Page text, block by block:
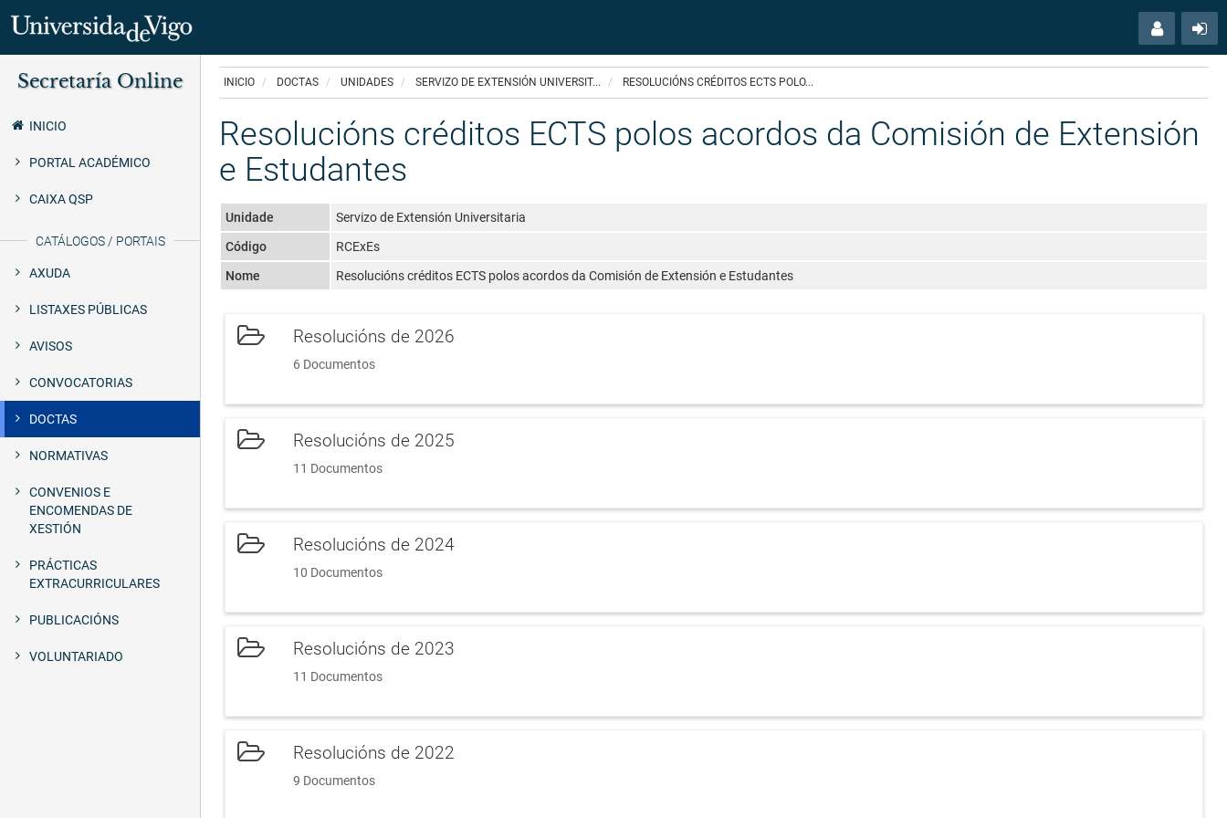
principal
Menú
usuario
Secretaría Online
INICIO
PORTAL ACADÉMICO
CAIXA QSP
CATÁLOGOS / PORTAIS
AXUDA
LISTAXES PÚBLICAS
AVISOS
CONVOCATORIAS
DOCTAS
NORMATIVAS
CONVENIOS E
ENCOMENDAS DE
XESTIÓN
PRÁCTICAS
EXTRACURRICULARES
PUBLICACIÓNS
VOLUNTARIADO
Secretaría
Uvigo
INICIO DOCTAS UNIDADES SERVIZO DE EXTENSIÓN UNIVERSIT... RESOLUCIÓNS CRÉDITOS ECTS POLO...
Resolucións créditos ECTS polos acordos da Comisión de Extensión
e Estudantes
Unidade
Servizo de Extensión Universitaria
Código
RCExEs
Nome
Resolucións créditos ECTS polos acordos da Comisión de Extensión e Estudantes
Resolucións de 2026
6 Documentos
Resolucións de 2025
11 Documentos
Resolucións de 2024
10 Documentos
Resolucións de 2023
11 Documentos
Resolucións de 2022
9 Documentos